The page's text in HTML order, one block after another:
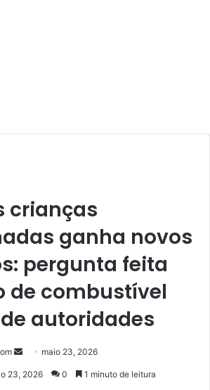
crianças
ganha novos
pergunta feita
de combustível
autoridades
Mandemaio 23, 2026
23, 2026 0 1 minuto de leitura